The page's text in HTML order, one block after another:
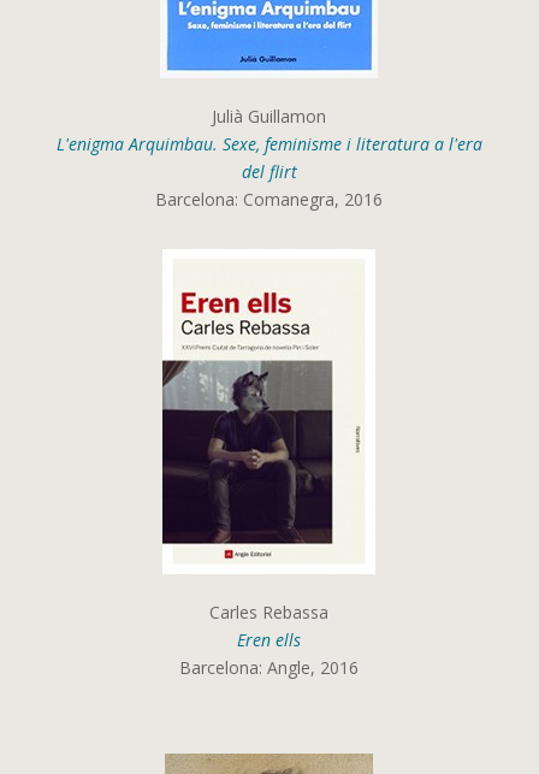
Julià Guillamon
L'enigma Arquimbau. Sexe, feminisme i literatura a l'era
del flirt
Barcelona: Comanegra, 2016
Carles Rebassa
Eren ells
Barcelona: Angle, 2016